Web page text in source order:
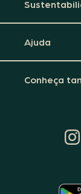
Ajuda
Conheça